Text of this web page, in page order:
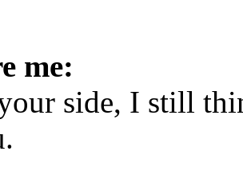
me:
side, I still